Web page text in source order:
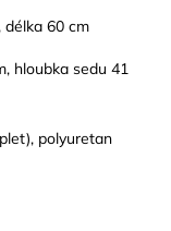
délka 60 cm
hloubka sedu 41
polyuretan